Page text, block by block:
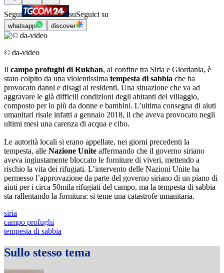
Segui suSeguici su
whatsapp discover
© da-video
Il campo profughi di Rukban, al confine tra Siria e Giordania, è
stato colpito da una violentissima tempesta di sabbia che ha
provocato danni e disagi ai residenti. Una situazione che va ad
aggravare le già difficili condizioni degli abitanti del villaggio,
composto per lo più da donne e bambini. L’ultima consegna di aiuti
umanitari risale infatti a gennaio 2018, il che aveva provocato negli
ultimi mesi una carenza di acqua e cibo.
Le autorità locali si erano appellate, nei giorni precedenti la
tempesta, alle Nazione Unite affermando che il governo siriano
aveva ingiustamente bloccato le forniture di viveri, mettendo a
rischio la vita dei rifugiati. L’intervento delle Nazioni Unite ha
permesso l’approvazione da parte del governo siriano di un piano di
aiuti per i circa 50mila rifugiati del campo, ma la tempesta di sabbia
sta rallentando la fornitura: si teme una catastrofe umanitaria.
siria
campo profughi
tempesta di sabbia
Sullo stesso tema